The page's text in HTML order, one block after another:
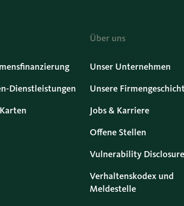
Dienstleistungen
Über uns
Unser Unternehmen
Unsere
Jobs & Karriere
Offene Stellen
Vulnerability
Verhaltenskodex und
Meldestelle